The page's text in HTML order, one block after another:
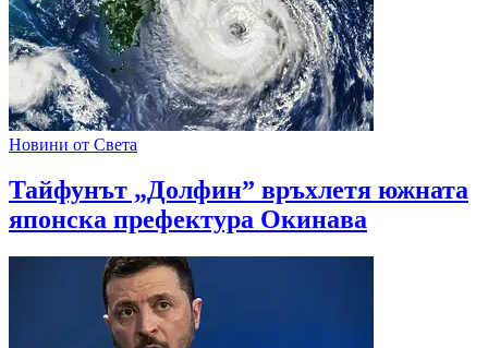
Новини от Света
Тайфунът „Долфин” връхлетя южната
японска префектура Окинава